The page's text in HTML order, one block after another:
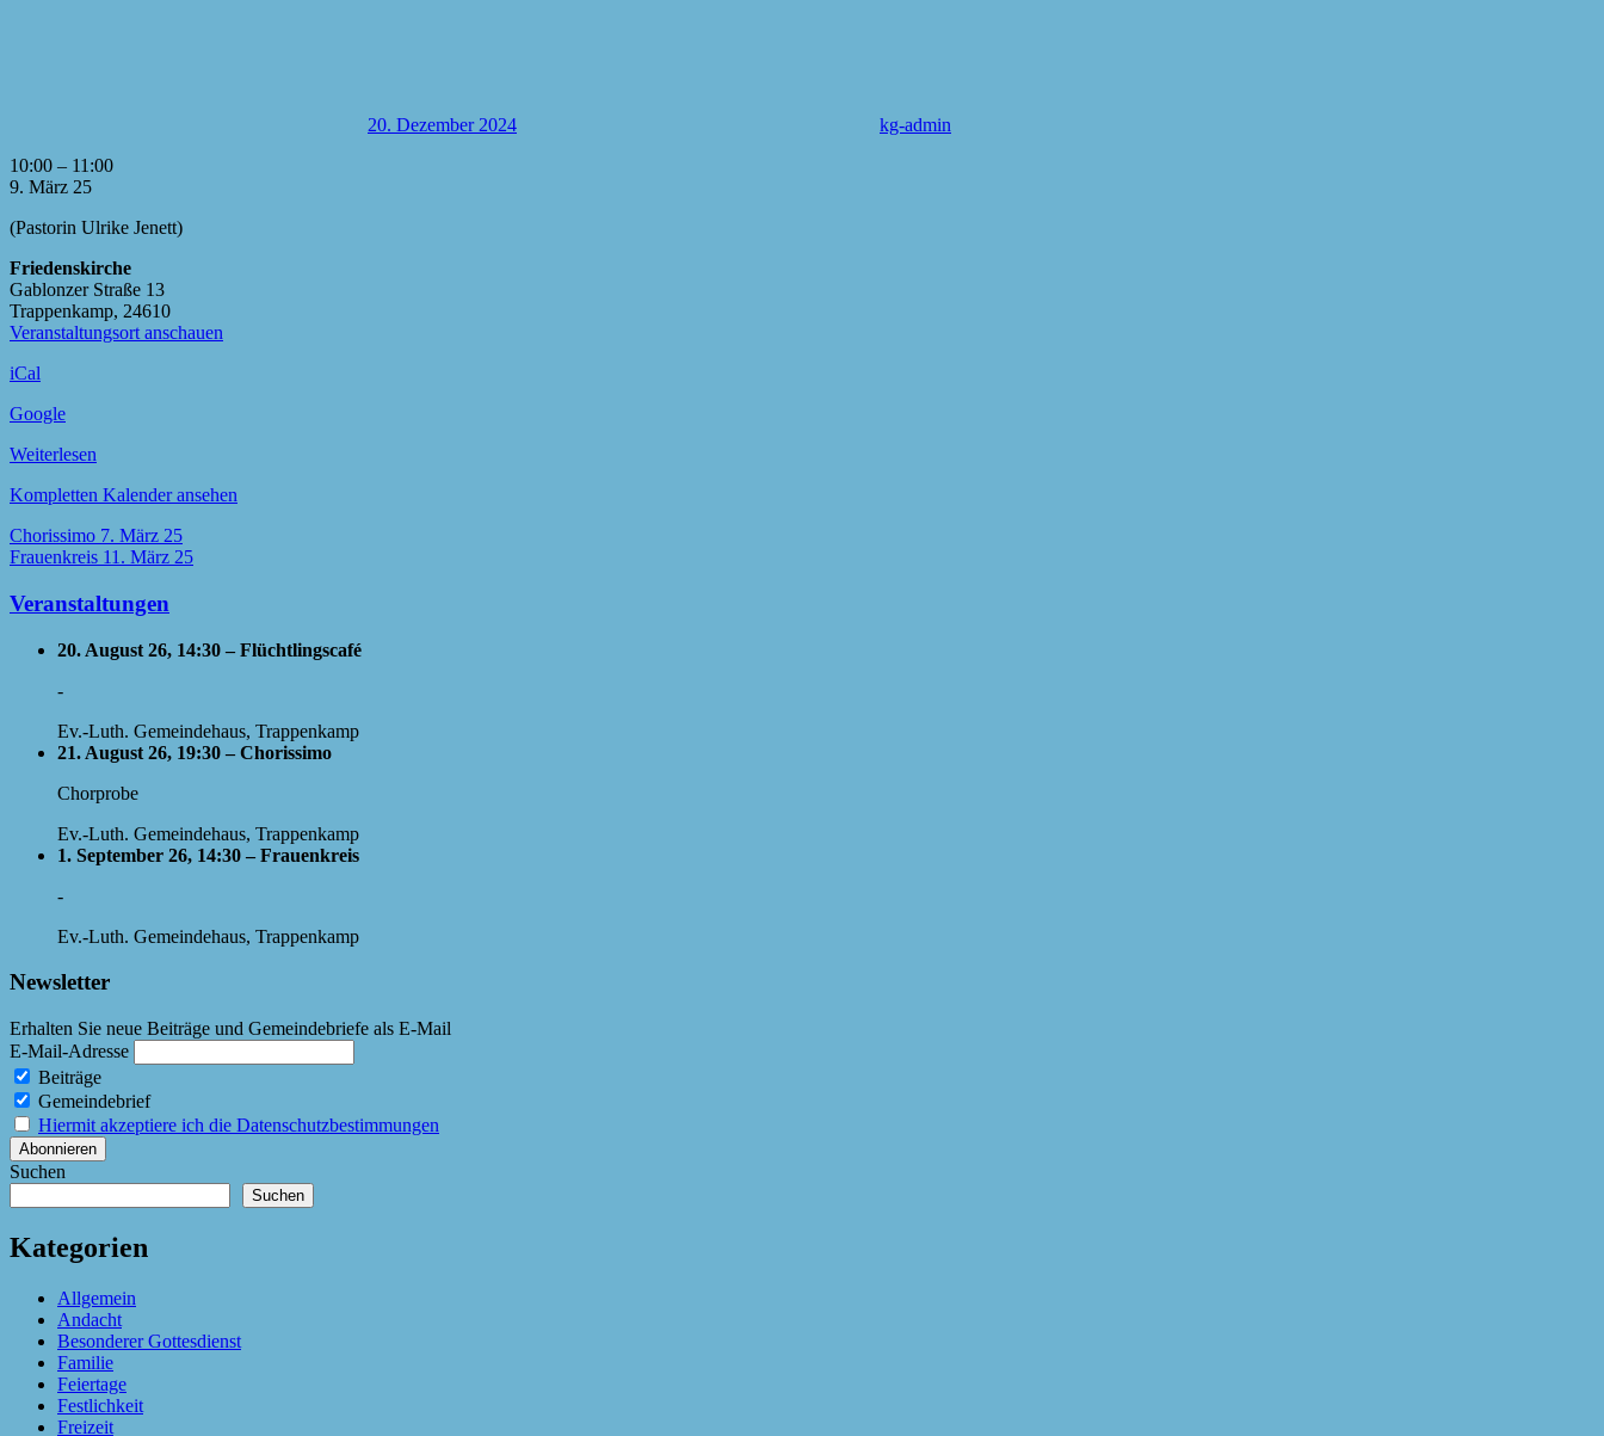
20. Dezember 2024
kg-admin
Godi
Invocavit
Ulrike
10:00 – 11:00
9. März 25
(Pastorin Ulrike Jenett)
Friedenskirche
Gablonzer Straße 13
Trappenkamp, 24610
Veranstaltungsort anschauen
iCal
Google
Weiterlesen
Kompletten Kalender ansehen
Beitragsnavigation
Chorissimo 7. März 25
Frauenkreis 11. März 25
Veranstaltungen
20. August 26, 14:30 – Flüchtlingscafé
-
Ev.-Luth. Gemeindehaus, Trappenkamp
21. August 26, 19:30 – Chorissimo
Chorprobe
Ev.-Luth. Gemeindehaus, Trappenkamp
1. September 26, 14:30 – Frauenkreis
-
Ev.-Luth. Gemeindehaus, Trappenkamp
Newsletter
Erhalten Sie neue Beiträge und Gemeindebriefe als E-Mail
E-Mail-Adresse
Beiträge
Gemeindebrief
Hiermit akzeptiere ich die Datenschutzbestimmungen
Suchen
Suchen
Kategorien
Allgemein
Andacht
Besonderer Gottesdienst
Familie
Feiertage
Festlichkeit
Freizeit